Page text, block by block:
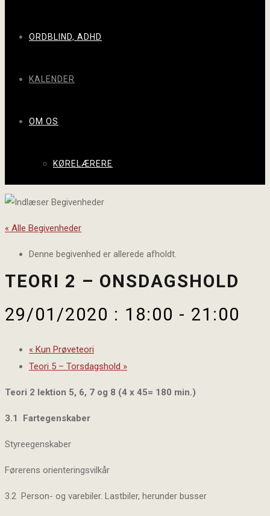
ORDBLIND, ADHD
KALENDER
OM OS
KØRELÆRERE
« Alle Begivenheder
Denne begivenhed er allerede afholdt.
TEORI 2 – ONSDAGSHOLD
29/01/2020 : 18:00 - 21:00
« Kun Prøveteori
Teori 5 – Torsdagshold »
Teori 2 lektion 5, 6, 7 og 8 (4 x 45= 180 min.)
3.1 Fartegenskaber
Styreegenskaber
Førerens orienteringsvilkår
3.2 Person- og varebiler. Lastbiler, herunder busser